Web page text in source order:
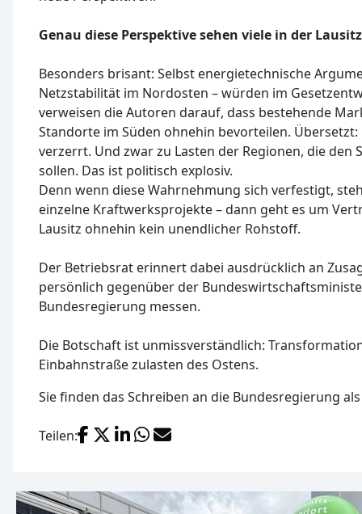
Genau diese Perspektive sehen viele in der
Besonders brisant: Selbst energietechnische
Netzstabilität im Nordosten – würden im
verweisen die Autoren darauf, dass bestehende
Standorte im Süden ohnehin bevorteilen.
verzerrt. Und zwar zu Lasten der Regionen, die
sollen. Das ist politisch explosiv.
Denn wenn diese Wahrnehmung sich verfestigt,
einzelne Kraftwerksprojekte – dann geht es um
Lausitz ohnehin kein unendlicher Rohstoff.
Der Betriebsrat erinnert dabei ausdrücklich an
persönlich gegenüber der
Bundesregierung messen.
Die Botschaft ist unmissverständlich:
Einbahnstraße zulasten des Ostens.
Sie finden das Schreiben an die Bundesregierung
Teilen: Facebook
X (Twitter)
LinkedIn
WhatsApp